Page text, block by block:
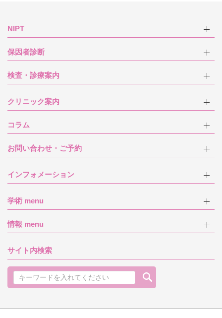
NIPT
保因者診断
検査・診療案内
クリニック案内
コラム
お問い合わせ・ご予約
インフォメーション
学術 menu
情報 menu
サイト内検索